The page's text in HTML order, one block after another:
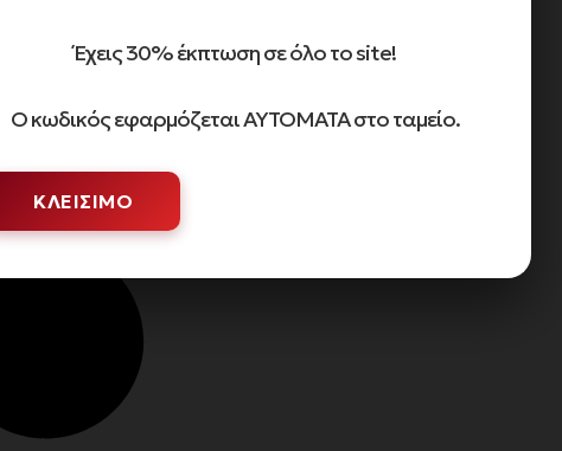
Έχεις 30% έκπτωση σε όλο το site!
Ο κωδικός εφαρμόζεται ΑΥΤΟΜΑΤΑ στο ταμείο.
ΚΛΕΊΣΙΜΟ